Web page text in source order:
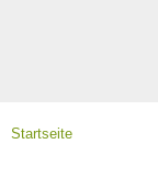
Startseite